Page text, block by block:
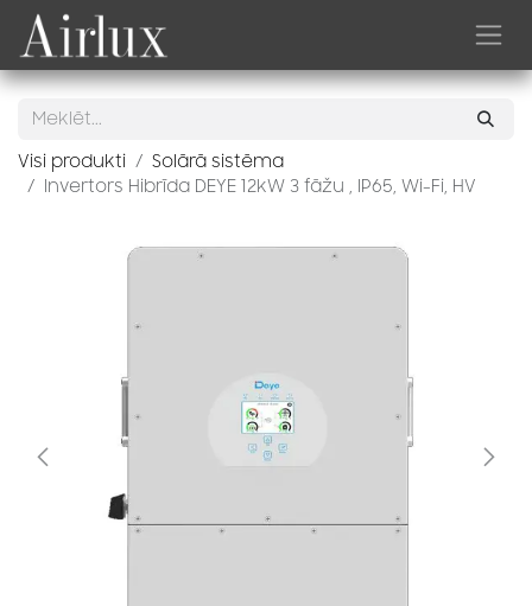
Skip to Content
Visi produkti
Solārā sistēma
Invertors Hibrīda DEYE 12kW 3 fāžu , IP65, Wi-Fi, HV